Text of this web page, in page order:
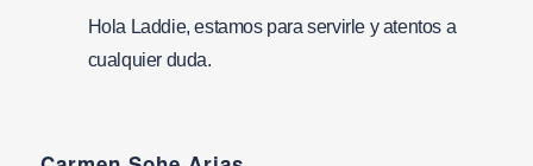
Hola Laddie, estamos para servirle y atentos a
cualquier duda.